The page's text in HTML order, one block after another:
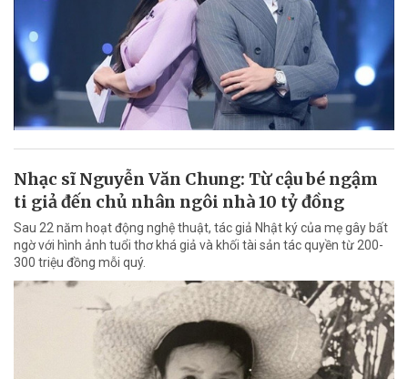
Nhạc sĩ Nguyễn Văn Chung: Từ cậu bé ngậm
ti giả đến chủ nhân ngôi nhà 10 tỷ đồng
Sau 22 năm hoạt động nghệ thuật, tác giả Nhật ký của mẹ gây bất
ngờ với hình ảnh tuổi thơ khá giả và khối tài sản tác quyền từ 200-
300 triệu đồng mỗi quý.